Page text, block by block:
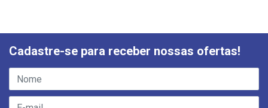
Cadastre-se para receber nossas ofertas!